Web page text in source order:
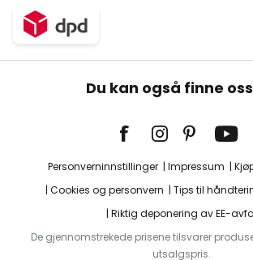
Du kan også finne
Personverninnstillinger Impressum
Cookies og personvern
Tips til
Riktig deponering av EE-
De gjennomstrekede prisene tilsvarer
utsalgspris.